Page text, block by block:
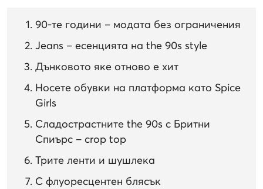
90-те години – модата без ограничения
Jeans – есенцията на the 90s style
Дънковото яке отново е хит
Носете обувки на платформa като Spice
Girls
Сладострастните the 90s с Бритни
Спиърс – crop top
Трите ленти и шушлека
С флуоресцентен блясък